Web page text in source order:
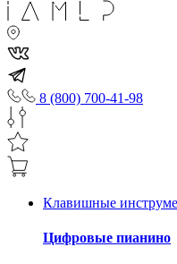
8 (800) 700-41-98
Клавишные
Цифровые пианино